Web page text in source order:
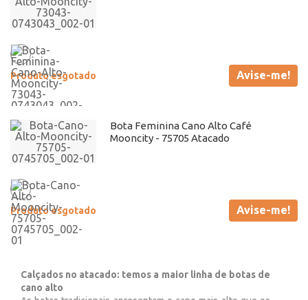
Produto esgotado Avise-me!
Bota Feminina Cano Alto Café
Mooncity - 75705 Atacado
Produto esgotado Avise-me!
Calçados no atacado: temos a maior linha de botas de
cano alto